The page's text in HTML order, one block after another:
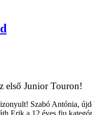
első Junior Touron!
Szabó Antónia,